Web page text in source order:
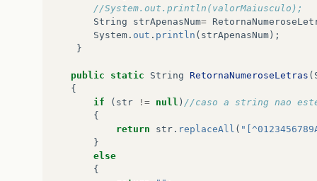
//System.out.println(valorMaiusculo);
String
strApenasNum=
System . out . println ( strApenasNum );
}
public static String RetornaNumeroseLetras (
{
if
( str != null ) //caso a string nao
{
return
str . replaceAll (
}
else
{